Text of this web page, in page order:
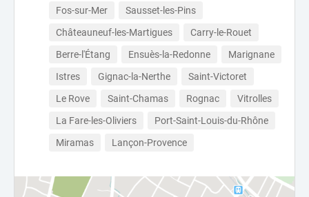
Fos-sur-Mer
Sausset-les-Pins
Châteauneuf-les-Martigues
Carry-le-Rouet
Berre-l'Étang
Ensuès-la-Redonne
Marignane
Istres
Gignac-la-Nerthe
Saint-Victoret
Le Rove
Saint-Chamas Rognac
Vitrolles
La Fare-les-Oliviers
Port-Saint-Louis-du-Rhône
Miramas
Lançon-Provence